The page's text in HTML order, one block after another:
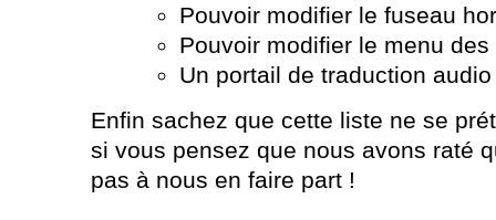
Pouvoir modifier le fuseau
Pouvoir modifier le menu
Un portail de traduction audio
Enfin sachez que cette liste ne se
si vous pensez que nous avons raté
pas à nous en faire part !